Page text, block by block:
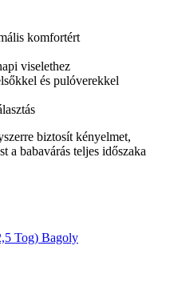
komfortért
viselethez
és pulóverekkel
biztosít kényelmet,
a babavárás teljes időszaka
Tog) Bagoly